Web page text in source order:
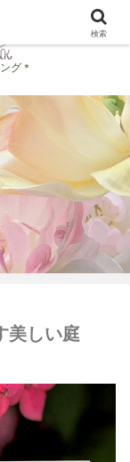
グ＊
美しい庭
検索